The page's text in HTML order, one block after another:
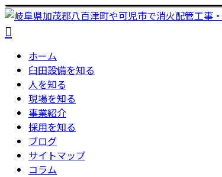
ホーム
臼田設備を知る
人を知る
現場を知る
事業紹介
採用を知る
ブログ
サイトマップ
コラム